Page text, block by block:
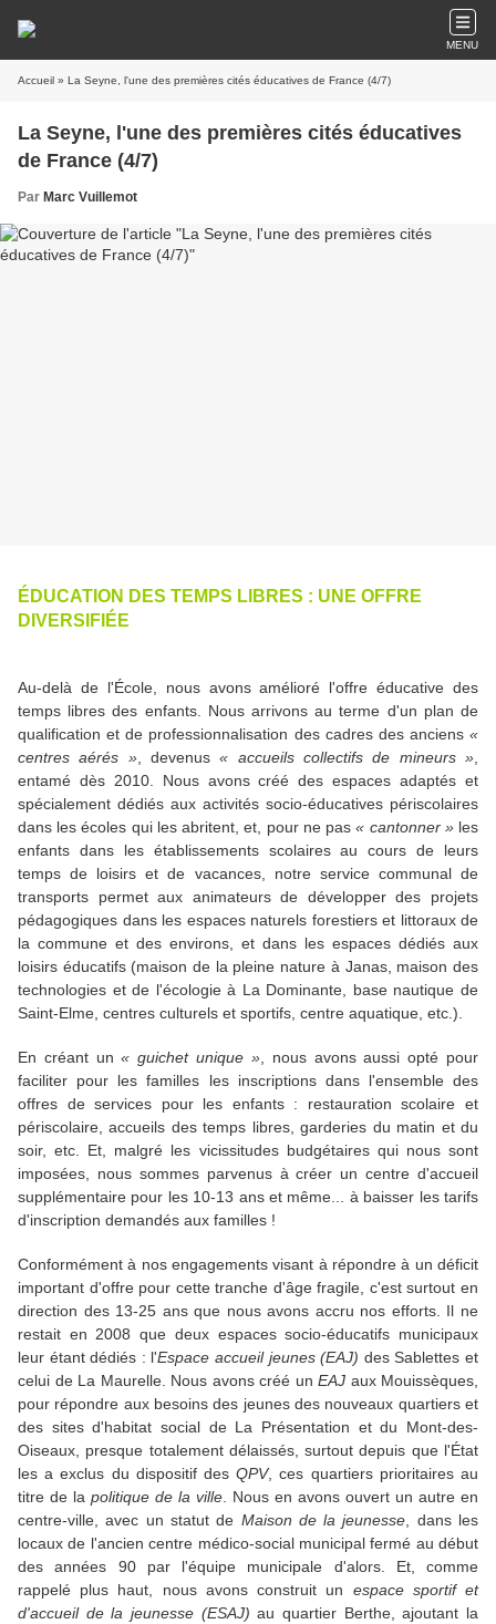
MENU
Accueil » La Seyne, l'une des premières cités éducatives de France (4/7)
La Seyne, l'une des premières cités éducatives
de France (4/7)
Par Marc Vuillemot
ÉDUCATION DES TEMPS LIBRES : UNE OFFRE
DIVERSIFIÉE
Au-delà de l'École, nous avons amélioré l'offre éducative des
temps libres des enfants. Nous arrivons au terme d'un plan de
qualification et de professionnalisation des cadres des anciens «
centres aérés », devenus« accueils collectifs de mineurs »
entamé dès 2010. Nous avons créé des espaces adaptés et
spécialement dédiés aux activités socio-éducatives périscolaires
dans les écoles qui les abritent, et, pour ne pas« cantonner » les
enfants dans les établissements scolaires au cours de leurs
temps de loisirs et de vacances, notre service communal de
transports permet aux animateurs de développer des projets
pédagogiques dans les espaces naturels forestiers et littoraux de
la commune et des environs, et dans les espaces dédiés aux
loisirs éducatifs (maison de la pleine nature à Janas, maison des
technologies et de l'écologie à La Dominante, base nautique de
Saint-Elme, centres culturels et sportifs, centre aquatique, etc.).
En créant un« guichet unique », nous avons aussi opté pour
faciliter pour les familles les inscriptions dans l'ensemble des
offres de services pour les enfants : restauration scolaire et
périscolaire, accueils des temps libres, garderies du matin et du
soir, etc. Et, malgré les vicissitudes budgétaires qui nous sont
imposées, nous sommes parvenus à créer un centre d'accueil
supplémentaire pour les 10-13 ans et même... à baisser les tarifs
d'inscription demandés aux familles !
Conformément à nos engagements visant à répondre à un déficit
important d'offre pour cette tranche d'âge fragile, c'est surtout en
direction des 13-25 ans que nous avons accru nos efforts. Il ne
restait en 2008 que deux espaces socio-éducatifs municipaux
leur étant dédiés : l'Espace accueil jeunes (EAJ) des Sablettes et
celui de La Maurelle. Nous avons créé un EAJ aux Mouissèques,
pour répondre aux besoins des jeunes des nouveaux quartiers et
des sites d'habitat social de La Présentation et du Mont-des-
Oiseaux, presque totalement délaissés, surtout depuis que l'État
les a exclus du dispositif desQPV, ces quartiers prioritaires au
titre de la politique de la ville . Nous en avons ouvert un autre en
centre-ville, avec un statut de Maison de la jeunesse , dans les
locaux de l'ancien centre médico-social municipal fermé au début
des années 90 par l'équipe municipale d'alors. Et, comme
rappelé plus haut, nous avons construit un espace sportif et
d'accueil de la jeunesse (ESAJ)au quartier Berthe, ajoutant la